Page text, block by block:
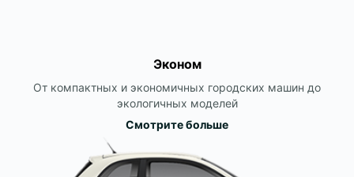
Эконом
От компактных и экономичных городских машин до
экологичных моделей
Смотрите больше